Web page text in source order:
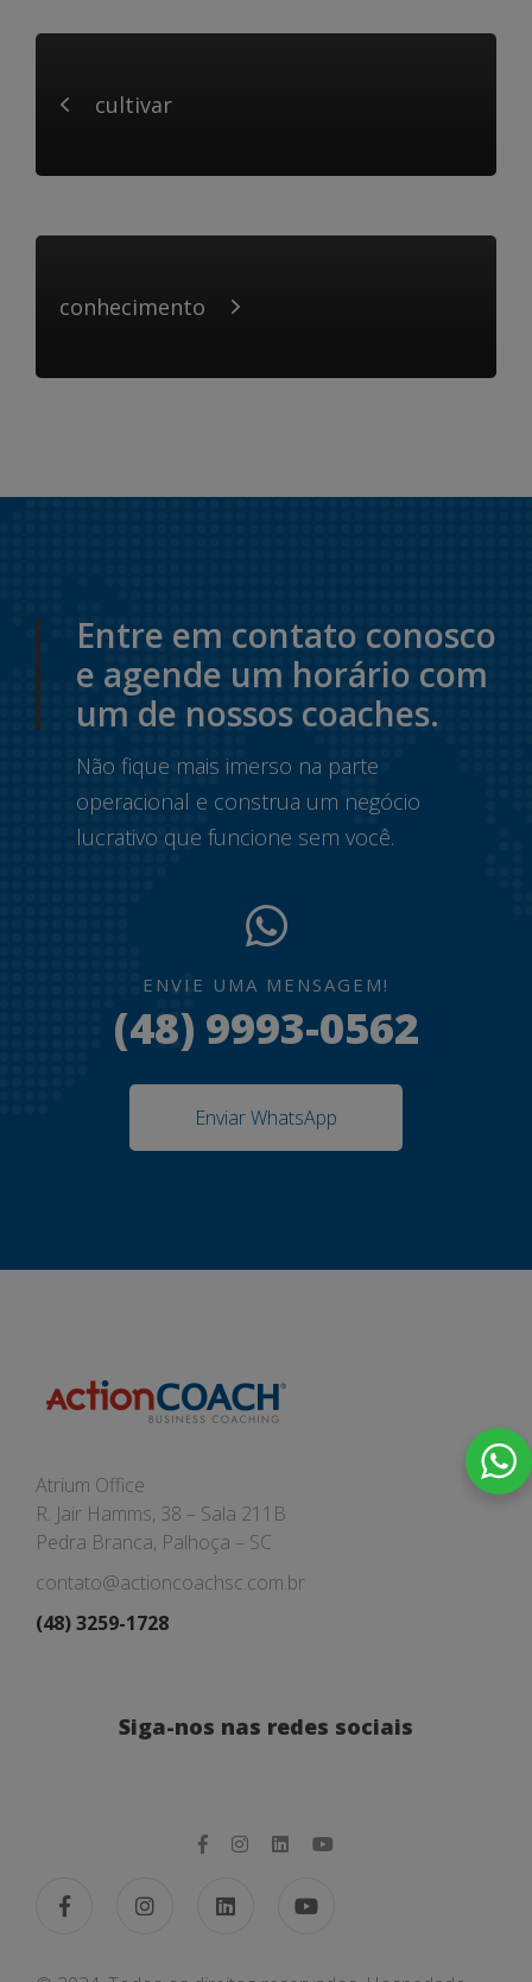
cultivar
conhecimento
Entre em contato conosco
e agende um horário com
um de nossos coaches.
Não fique mais imerso na parte
operacional e construa um negócio
lucrativo que funcione sem você.
ENVIE UMA MENSAGEM!
(48) 9993-0562
Enviar WhatsApp
Atrium Office
R. Jair Hamms, 38 – Sala 211B
Pedra Branca, Palhoça – SC
contato@actioncoachsc.com.br
(48) 3259-1728
Siga-nos nas redes sociais